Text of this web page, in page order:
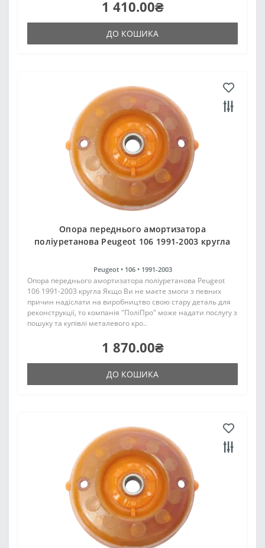
1 410.00₴
ДО КОШИКА
Опора переднього амортизатора
поліуретанова Peugeot 106 1991-2003 кругла
Peugeot • 106 • 1991-2003
Опора переднього амортизатора поліуретанова Peugeot
106 1991-2003 кругла Якщо Ви не маєте змоги з певних
причин надіслати на виробництво свою стару деталь для
реконструкції, то компанія "ПоліПро" може надати послугу з
пошуку та купівлі металевого кро..
1 870.00₴
ДО КОШИКА